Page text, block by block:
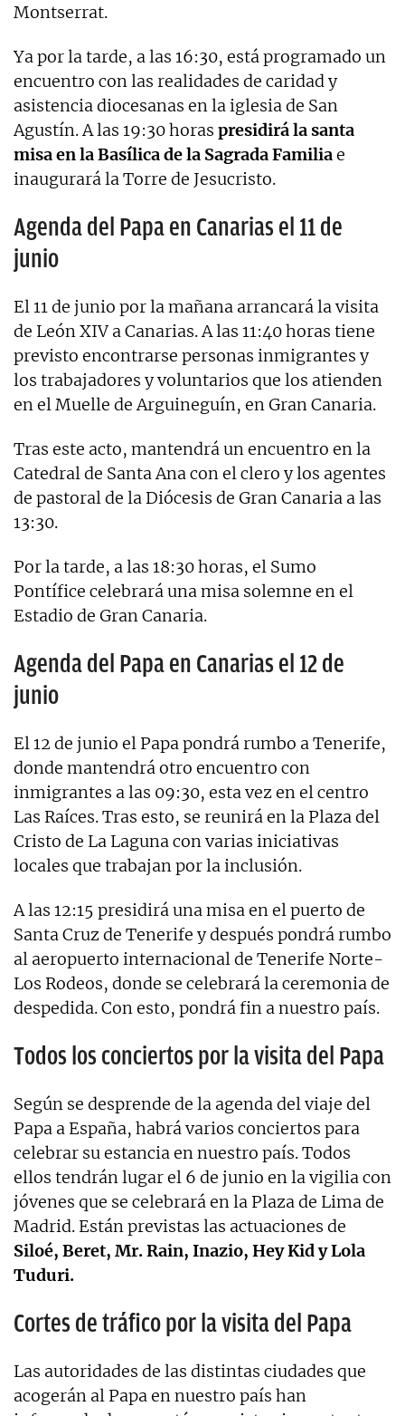
Montserrat.
Ya por la tarde, a las 16:30, está programado un
encuentro con las realidades de caridad y
asistencia diocesanas en la iglesia de San
Agustín. A las 19:30 horas presidirá la santa
misa en la Basílica de la Sagrada Familiae
inaugurará la Torre de Jesucristo.
Agenda del Papa en Canarias el 11 de
junio
El 11 de junio por la mañana arrancará la visita
de León XIV a Canarias. A las 11:40 horas tiene
previsto encontrarse personas inmigrantes y
los trabajadores y voluntarios que los atienden
en el Muelle de Arguineguín, en Gran Canaria.
Tras este acto, mantendrá un encuentro en la
Catedral de Santa Ana con el clero y los agentes
de pastoral de la Diócesis de Gran Canaria a las
13:30.
Por la tarde, a las 18:30 horas, el Sumo
Pontífice celebrará una misa solemne en el
Estadio de Gran Canaria.
Agenda del Papa en Canarias el 12 de
junio
El 12 de junio el Papa pondrá rumbo a Tenerife,
donde mantendrá otro encuentro con
inmigrantes a las 09:30, esta vez en el centro
Las Raíces. Tras esto, se reunirá en la Plaza del
Cristo de La Laguna con varias iniciativas
locales que trabajan por la inclusión.
A las 12:15 presidirá una misa en el puerto de
Santa Cruz de Tenerife y después pondrá rumbo
al aeropuerto internacional de Tenerife Norte-
Los Rodeos, donde se celebrará la ceremonia de
despedida. Con esto, pondrá fin a nuestro país.
Todos los conciertos por la visita del Papa
Según se desprende de la agenda del viaje del
Papa a España, habrá varios conciertos para
celebrar su estancia en nuestro país. Todos
ellos tendrán lugar el 6 de junio en la vigilia con
jóvenes que se celebrará en la Plaza de Lima de
Madrid. Están previstas las actuaciones de
Siloé, Beret, Mr. Rain, Inazio, Hey Kid y Lola
Tuduri.
Cortes de tráfico por la visita del Papa
Las autoridades de las distintas ciudades que
acogerán al Papa en nuestro país han